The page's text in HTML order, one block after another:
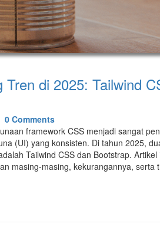
di 2025: Tailwind
0 Comments
framework CSS menjadi sangat
(UI) yang konsisten. Di tahun 2025,
Tailwind CSS dan Bootstrap.
masing-masing, kekurangannya, serta